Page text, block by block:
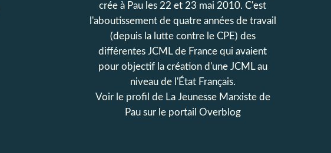
crée à Pau les 22 et 23 mai 2010. C'est
l'aboutissement de quatre années de travail
(depuis la lutte contre le CPE) des
différentes JCML de France qui avaient
pour objectif la création d'une JCML au
niveau de l'État Français.
Voir le profil de La Jeunesse Marxiste de
Pausur le portail Overblog